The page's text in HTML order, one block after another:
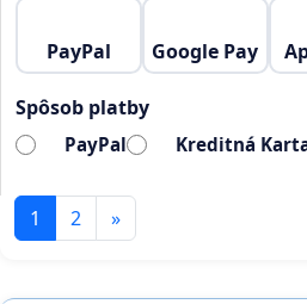
PayPal Google Pay
Spôsob platby
PayPal Kreditná
1 2 »